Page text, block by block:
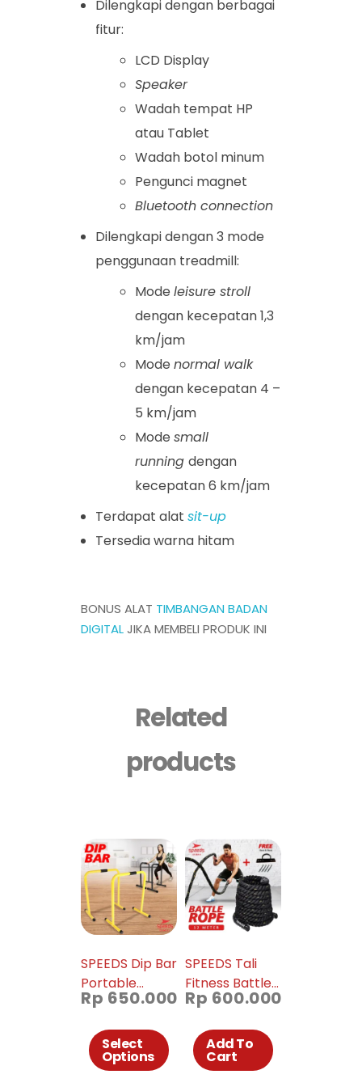
Dilengkapi dengan berbagai
fitur:
LCD Display
Speaker
Wadah tempat HP
atau Tablet
Wadah botol minum
Pengunci magnet
Bluetooth connection
Dilengkapi dengan 3 mode
penggunaan treadmill:
Modeleisure stroll
dengan kecepatan 1,3
km/jam
Modenormal walk
dengan kecepatan 4 –
5 km/jam
Modesmall
runningdengan
kecepatan 6 km/jam
Terdapat alat sit-up
Tersedia warna hitam
BONUS ALAT TIMBANGAN BADAN
DIGITALJIKA MEMBELI PRODUK INI
Related
products
SPEEDS Dip Bar
Portable
Lebert
Up Bar
Training
Rp 650.000
Select
Options
SPEEDS Tali
Fitness Battle
Rope Battling
waves rope
crossfit mma
Rp 600.000
Add To
Cart